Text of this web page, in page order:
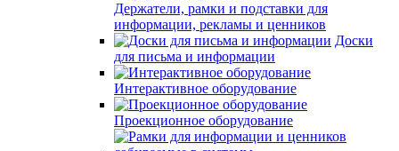
Держатели, рамки и подставки для
информации, рекламы и ценников
Доски
для письма и информации
Интерактивное оборудование
Проекционное оборудование